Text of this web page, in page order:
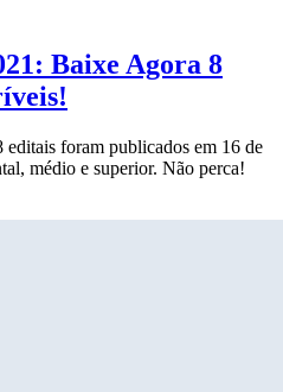
Baixe Agora 8
foram publicados em 16 de
médio e superior. Não perca!